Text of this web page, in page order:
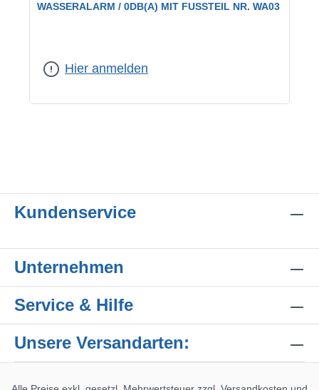
WASSERALARM / 0DB(A) MIT FUSSTEIL NR. WA03
Hier anmelden
Kundenservice
Unternehmen
Service & Hilfe
Unsere Versandarten: